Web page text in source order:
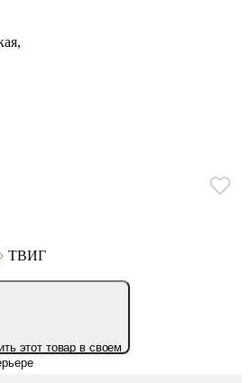
ТВИГ
этот товар в своем